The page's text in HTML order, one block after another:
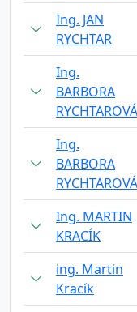
Ing. JAN
RYCHTAR
Ing.
BARBORA
RYCHTAROVÁ
Ing.
BARBORA
RYCHTAROVÁ
Ing. MARTIN
KRACÍK
ing. Martin
Kracík